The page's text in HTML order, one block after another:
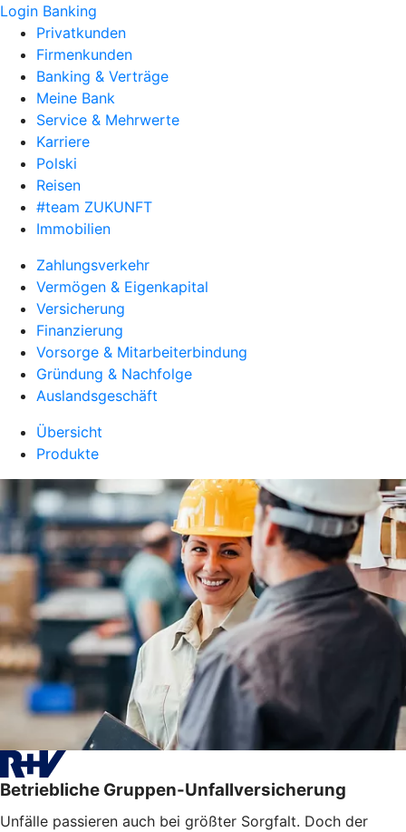
Login Banking
Privatkunden
Firmenkunden
Banking & Verträge
Meine Bank
Service & Mehrwerte
Karriere
Polski
Reisen
#team ZUKUNFT
Immobilien
Zahlungsverkehr
Vermögen & Eigenkapital
Versicherung
Finanzierung
Vorsorge & Mitarbeiterbindung
Gründung & Nachfolge
Auslandsgeschäft
Übersicht
Produkte
Betriebliche Gruppen-Unfallversicherung
Unfälle passieren auch bei größter Sorgfalt. Doch der